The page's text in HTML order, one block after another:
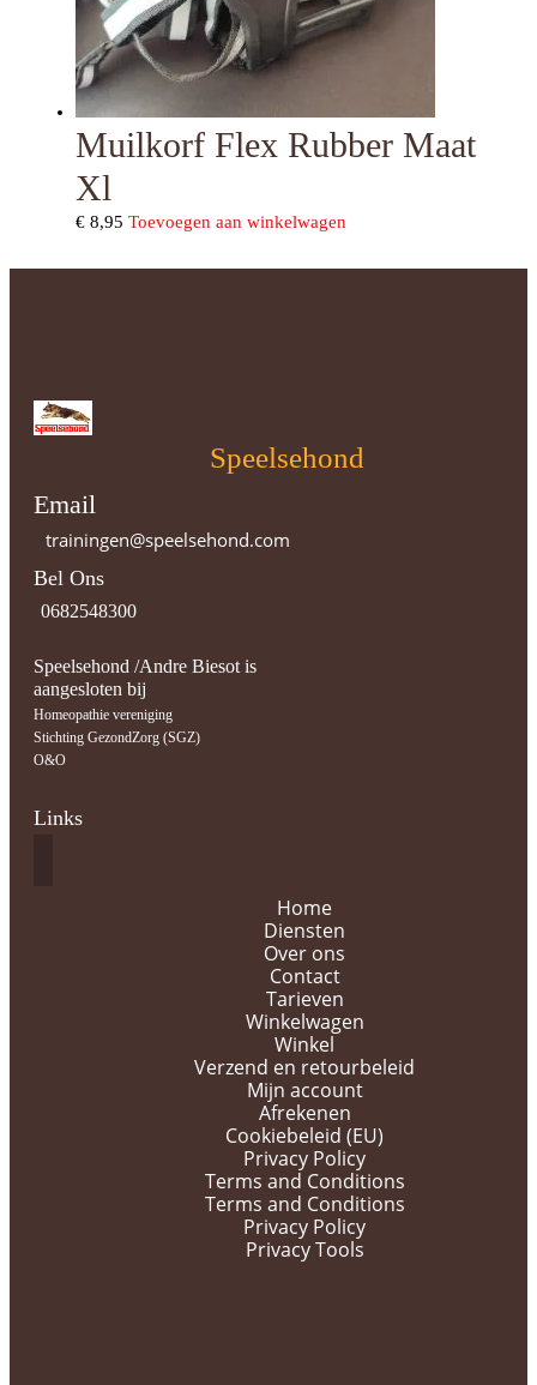
Muilkorf Flex Rubber Maat
Xl
€ 8,95 Toevoegen aan winkelwagen
Speelsehond
Email
trainingen@speelsehond.com
Bel Ons
0682548300
Speelsehond /Andre Biesot is
aangesloten bij
Homeopathie vereniging
Stichting GezondZorg (SGZ)
O&O
Links
Home
Diensten
Over ons
Contact
Tarieven
Winkelwagen
Winkel
Verzend en retourbeleid
Mijn account
Afrekenen
Cookiebeleid (EU)
Privacy Policy
Terms and Conditions
Terms and Conditions
Privacy Policy
Privacy Tools